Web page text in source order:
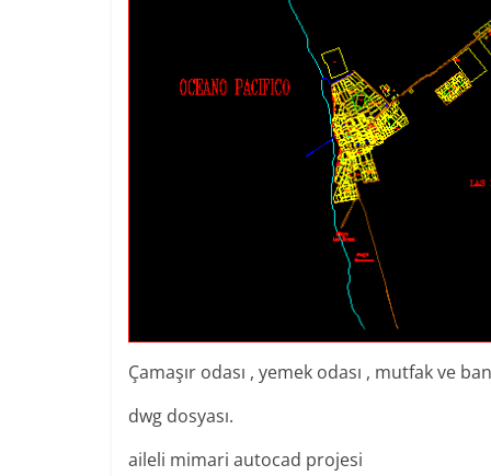
Çamaşır odası , yemek odası , mutfak ve
dwg dosyası.
aileli mimari autocad projesi